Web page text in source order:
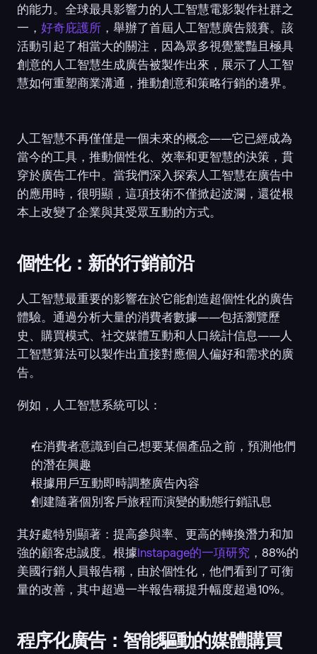
的能力。全球最具影響力的人工智慧電影製作社群之
一， 好奇庇護所 ，舉辦了首屆人工智慧廣告競賽。該
活動引起了相當大的關注，因為眾多視覺驚豔且極具
創意的人工智慧生成廣告被製作出來，展示了人工智
慧如何重塑商業溝通，推動創意和策略行銷的邊界。
人工智慧不再僅僅是一個未來的概念——它已經成為
當今的工具，推動個性化、效率和更智慧的決策，貫
穿於廣告工作中。當我們深入探索人工智慧在廣告中
的應用時，很明顯，這項技術不僅掀起波瀾，還從根
本上改變了企業與其受眾互動的方式。
個性化：新的行銷前沿
人工智慧最重要的影響在於它能創造超個性化的廣告
體驗。通過分析大量的消費者數據——包括瀏覽歷
史、購買模式、社交媒體互動和人口統計信息——人
工智慧算法可以製作出直接對應個人偏好和需求的廣
告。
例如，人工智慧系統可以：
在消費者意識到自己想要某個產品之前，預測他們
的潛在興趣
根據用戶互動即時調整廣告內容
創建隨著個別客戶旅程而演變的動態行銷訊息
其好處特別顯著：提高參與率、更高的轉換潛力和加
強的顧客忠誠度。根據Instapage的一項研究 ，88%的
美國行銷人員報告稱，由於個性化，他們看到了可衡
量的改善，其中超過一半報告稱提升幅度超過10%。
程序化廣告：智能驅動的媒體購買